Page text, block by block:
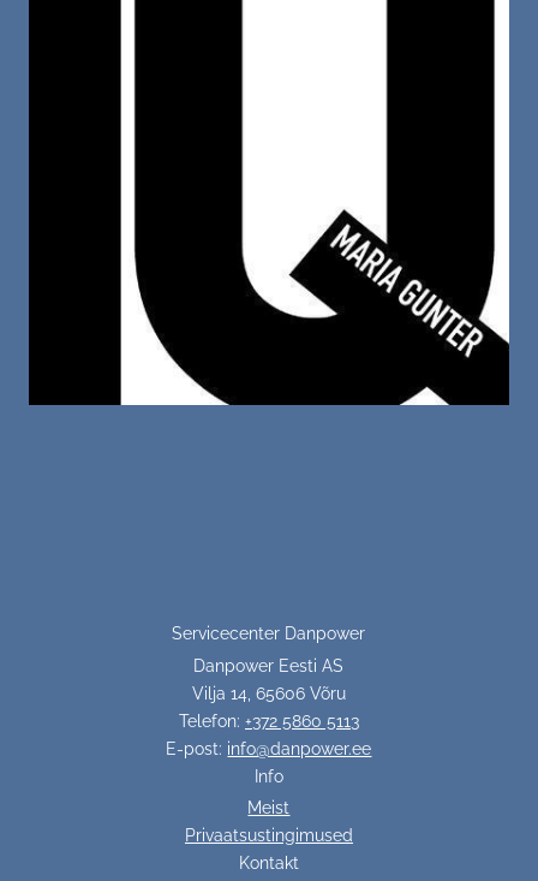
Servicecenter Danpower
Danpower Eesti AS
Vilja 14, 65606 Võru
Telefon: +372 5860 5113
E-post: info@danpower.ee
Info
Meist
Privaatsustingimused
Kontakt